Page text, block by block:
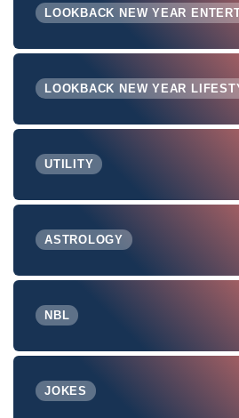
LOOKBACK NEW YEAR
LOOKBACK NEW YEAR
UTILITY
ASTROLOGY
NBL
JOKES